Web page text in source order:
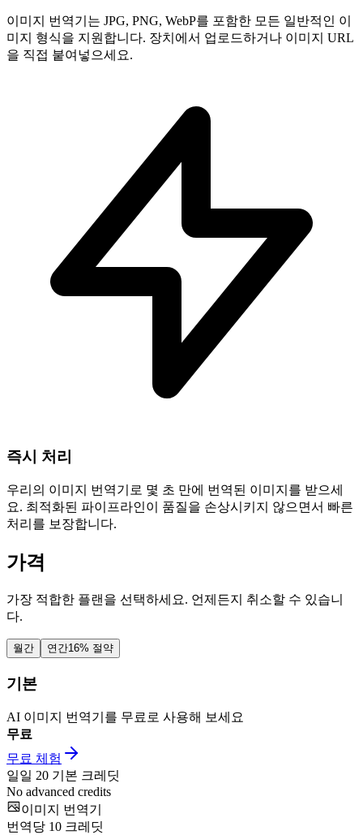
이미지 번역기는 JPG, PNG, WebP를 포함한 모든 일반적인 이
미지 형식을 지원합니다. 장치에서 업로드하거나 이미지 URL
을 직접 붙여넣으세요.
즉시 처리
우리의 이미지 번역기로 몇 초 만에 번역된 이미지를 받으세
요. 최적화된 파이프라인이 품질을 손상시키지 않으면서 빠른
처리를 보장합니다.
가격
가장 적합한 플랜을 선택하세요. 언제든지 취소할 수 있습니
다.
월간 연간16% 절약
기본
AI 이미지 번역기를 무료로 사용해 보세요
무료
무료 체험
일일 20 기본 크레딧
No advanced credits
이미지 번역기
번역당 10 크레딧